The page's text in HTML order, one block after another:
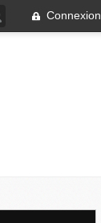
Connexion